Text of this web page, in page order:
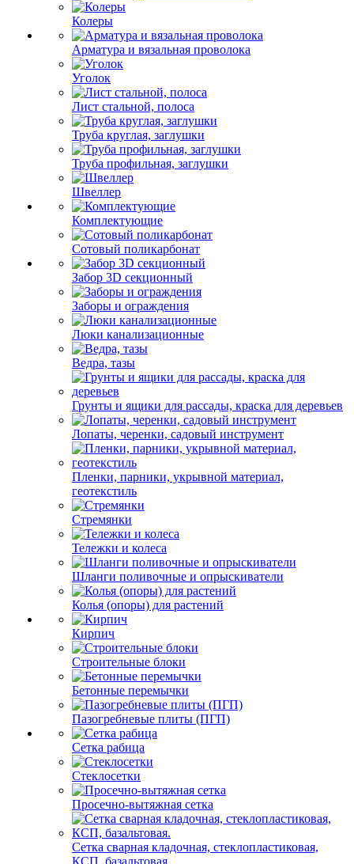
Колеры
Арматура и вязальная проволока
Уголок
Лист стальной, полоса
Труба круглая, заглушки
Труба профильная, заглушки
Швеллер
Комплектующие
Сотовый поликарбонат
Забор 3D секционный
Заборы и ограждения
Люки канализационные
Ведра, тазы
Грунты и ящики для рассады, краска для деревьев
Лопаты, черенки, садовый инструмент
Пленки, парники, укрывной материал,
геотекстиль
Стремянки
Тележки и колеса
Шланги поливочные и опрыскиватели
Колья (опоры) для растений
Кирпич
Строительные блоки
Бетонные перемычки
Пазогребневые плиты (ПГП)
Сетка рабица
Стеклосетки
Просечно-вытяжная сетка
Сетка сварная кладочная, стеклопластиковая,
КСП, базальтовая.